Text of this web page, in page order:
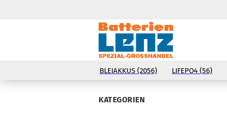
BLEIAKKUS (2056) LIFEPO4 (56)
KATEGORIEN